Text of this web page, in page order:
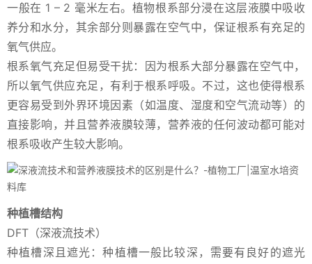
一般在 1 – 2 毫米左右。植物根系部分浸在这层液膜中吸收
养分和水分，其余部分则暴露在空气中，保证根系有充足的
氧气供应。
根系氧气充足但易受干扰：因为根系大部分暴露在空气中，
所以氧气供应充足，有利于根系呼吸。不过，这也使得根系
更容易受到外界环境因素（如温度、湿度和空气流动等）的
直接影响，并且营养液膜较薄，营养液的任何波动都可能对
根系吸收产生较大影响。
种植槽结构
DFT（深液流技术）
种植槽深且遮光：种植槽一般比较深，需要有良好的遮光